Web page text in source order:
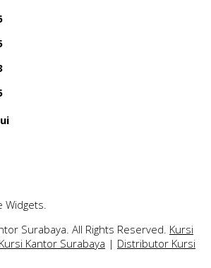
Widgets.
Surabaya. All Rights Reserved. Kursi
Kantor Surabaya | Distributor Kursi